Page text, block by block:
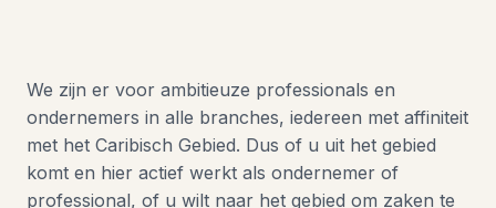
We zijn er voor ambitieuze professionals en
ondernemers in alle branches, iedereen met affiniteit
met het Caribisch Gebied. Dus of u uit het gebied
komt en hier actief werkt als ondernemer of
professional, of u wilt naar het gebied om zaken te